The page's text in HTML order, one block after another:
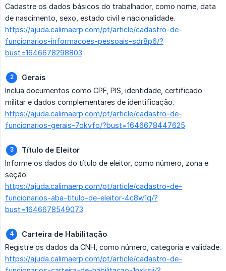
Cadastre os dados básicos do trabalhador, como nome, data
de nascimento, sexo, estado civil e nacionalidade.
https://ajuda.calimaerp.com/pt/article/cadastro-de-
funcionarios-informacoes-pessoais-sdr8p6/?
bust=1646678298803
Gerais
Inclua documentos como CPF, PIS, identidade, certificado
militar e dados complementares de identificação.
https://ajuda.calimaerp.com/pt/article/cadastro-de-
funcionarios-gerais-7okvfo/?bust=1646678447625
Título de Eleitor
Informe os dados do título de eleitor, como número, zona e
seção.
https://ajuda.calimaerp.com/pt/article/cadastro-de-
funcionarios-aba-titulo-de-eleitor-4c8w1q/?
bust=1646678549073
Carteira de Habilitação
Registre os dados da CNH, como número, categoria e validade.
https://ajuda.calimaerp.com/pt/article/cadastro-de-